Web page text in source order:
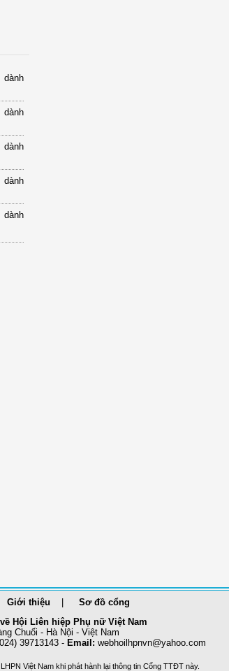
dành
dành
dành
dành
dành
Giới thiệu
Sơ đồ cổng
Hội Liên hiệp Phụ nữ Việt Nam
Chuối - Hà Nội - Việt Nam
39713143 - Email: webhoilhpnvn@yahoo.com
Việt Nam khi phát hành lại thông tin Cổng TTĐT này.